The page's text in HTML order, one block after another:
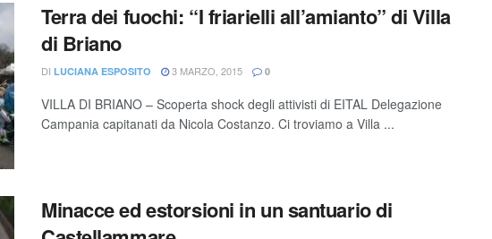
Terra dei fuochi: “I friarielli all’amianto” di Villa
di Briano
DI LUCIANA ESPOSITO 3 MARZO, 2015 0
VILLA DI BRIANO – Scoperta shock degli attivisti di EITAL Delegazione
Campania capitanati da Nicola Costanzo. Ci troviamo a Villa ...
Minacce ed estorsioni in un santuario di